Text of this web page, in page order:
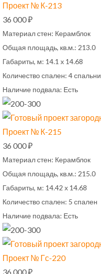
Проект № К-213
36 000 ₽
Материал стен: Керамблок
Общая площадь, кв.м.: 213.0
Габариты, м: 14.1 х 14.68
Количество спален: 4 спальни
Наличие подвала: Есть
Проект № К-215
36 000 ₽
Материал стен: Керамблок
Общая площадь, кв.м.: 215.0
Габариты, м: 14.42 х 14.68
Количество спален: 5 спален
Наличие подвала: Есть
Проект № Гс-220
36 000 ₽